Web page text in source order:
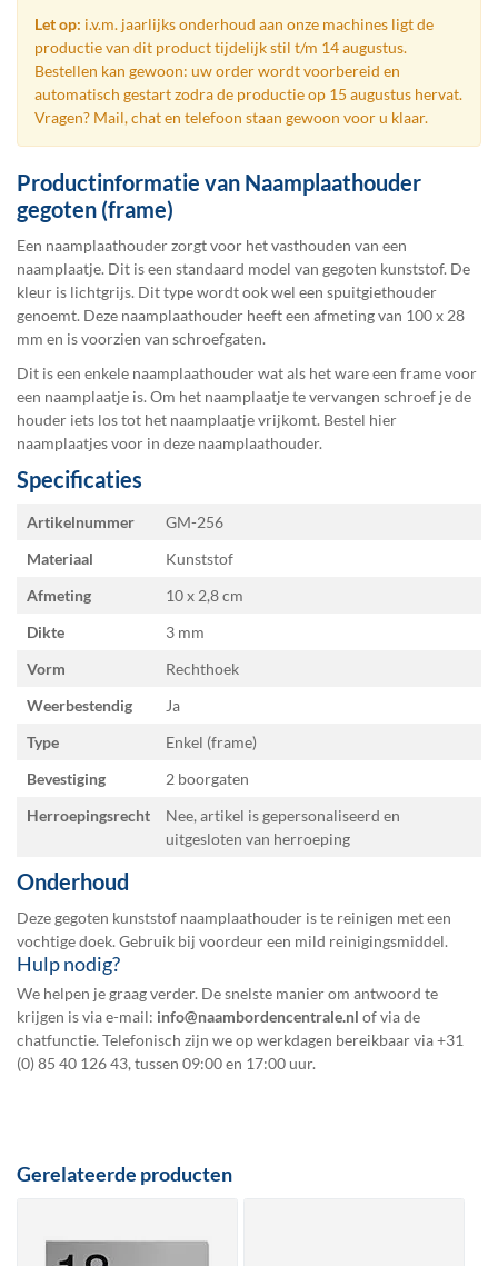
Let op: i.v.m. jaarlijks onderhoud aan onze machines ligt de
productie van dit product tijdelijk stil t/m 14 augustus.
Bestellen kan gewoon: uw order wordt voorbereid en
automatisch gestart zodra de productie op 15 augustus hervat.
Vragen? Mail, chat en telefoon staan gewoon voor u klaar.
Productinformatie van Naamplaathouder
gegoten (frame)
Een naamplaathouder zorgt voor het vasthouden van een
naamplaatje. Dit is een standaard model van gegoten kunststof. De
kleur is lichtgrijs. Dit type wordt ook wel een spuitgiethouder
genoemt. Deze naamplaathouder heeft een afmeting van 100 x 28
mm en is voorzien van schroefgaten.
Dit is een enkele naamplaathouder wat als het ware een frame voor
een naamplaatje is. Om het naamplaatje te vervangen schroef je de
houder iets los tot het naamplaatje vrijkomt. Bestel hier
naamplaatjesvoor in deze naamplaathouder.
Specificaties
Specificaties
Artikelnummer
GM-256
Materiaal
Kunststof
Afmeting
10 x 2,8
Dikte
3 mm
Vorm
Rechthoek
Weerbestendig
Ja
Type
Enkel (frame)
Bevestiging
2 boorgaten
Herroepingsrecht
Nee, artikel is gepersonaliseerd en
uitgesloten van herroeping
Onderhoud
Deze gegoten kunststof naamplaathouder is te reinigen met een
vochtige doek. Gebruik bij voordeur een mild reinigingsmiddel.
Hulp nodig?
We helpen je graag verder. De snelste manier om antwoord te
krijgen is via e-mail: info@naambordencentrale.nl of via de
chatfunctie. Telefonisch zijn we op werkdagen bereikbaar via+31
(0) 85 40 126 43, tussen 09:00 en 17:00 uur.
Gerelateerde producten